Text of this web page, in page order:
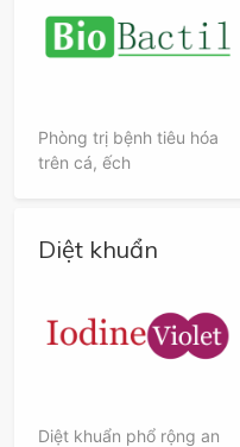
Phòng trị bệnh tiêu hóa
trên cá, ếch
Diệt khuẩn
Diệt khuẩn phổ rộng an